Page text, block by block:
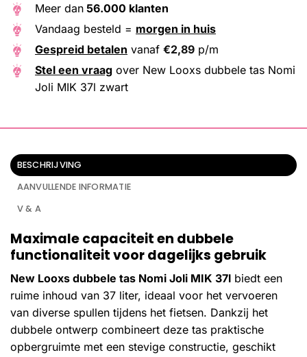
Meer dan 56.000 klanten
Vandaag besteld = morgen in huis
Gespreid betalen vanaf €2,89 p/m
Stel een vraag over New Looxs dubbele tas Nomi
Joli MIK 37l zwart
BESCHRIJVING
AANVULLENDE INFORMATIE
V & A
Maximale capaciteit en dubbele
functionaliteit voor dagelijks gebruik
New Looxs dubbele tas Nomi Joli MIK 37l biedt een
ruime inhoud van 37 liter, ideaal voor het vervoeren
van diverse spullen tijdens het fietsen. Dankzij het
dubbele ontwerp combineert deze tas praktische
opbergruimte met een stevige constructie, geschikt